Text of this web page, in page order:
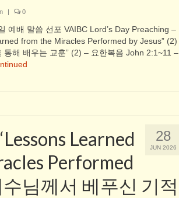
| 0
예배 말씀 선포 VAIBC Lord’s Day Preaching –
from the Miracles Performed by Jesus” (2)
통해 배우는 교훈” (2) – 요한복음 John 2:1~11 –
28
JUN 2026
Learned
Performed
수님께서 베푸신 기적